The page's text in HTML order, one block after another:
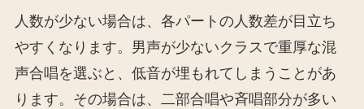
人数が少ない場合は、各パートの人数差が目立ち
やすくなります。男声が少ないクラスで重厚な混
声合唱を選ぶと、低音が埋もれてしまうことがあ
ります。その場合は、二部合唱や斉唱部分が多い